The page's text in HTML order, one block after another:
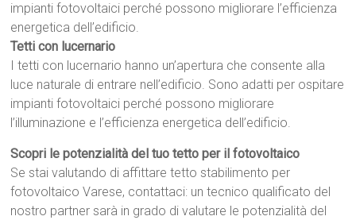
impianti fotovoltaici perché possono migliorare l’efficienza
energetica dell’edificio.
Tetti con lucernario
I tetti con lucernario hanno un’apertura che consente alla
luce naturale di entrare nell’edificio. Sono adatti per ospitare
impianti fotovoltaici perché possono migliorare
l’illuminazione e l’efficienza energetica dell’edificio.
Scopri le potenzialità del tuo tetto per il fotovoltaico
Se stai valutando di affittare tetto stabilimento per
fotovoltaico Varese, contattaci: un tecnico qualificato del
nostro partner sarà in grado di valutare le potenzialità del